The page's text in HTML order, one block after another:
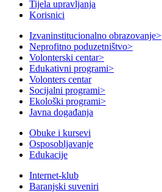
Tijela upravljanja
Korisnici
Izvaninstitucionalno obrazovanje>
Neprofitno poduzetništvo>
Volonterski centar>
Edukativni programi>
Volonters centar
Socijalni programi>
Ekološki programi>
Javna događanja
Obuke i kursevi
Osposobljavanje
Edukacije
Internet-klub
Baranjski suveniri